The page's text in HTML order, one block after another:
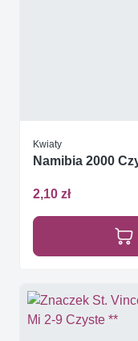
Kwiaty
Namibia 2000
2,10 zł